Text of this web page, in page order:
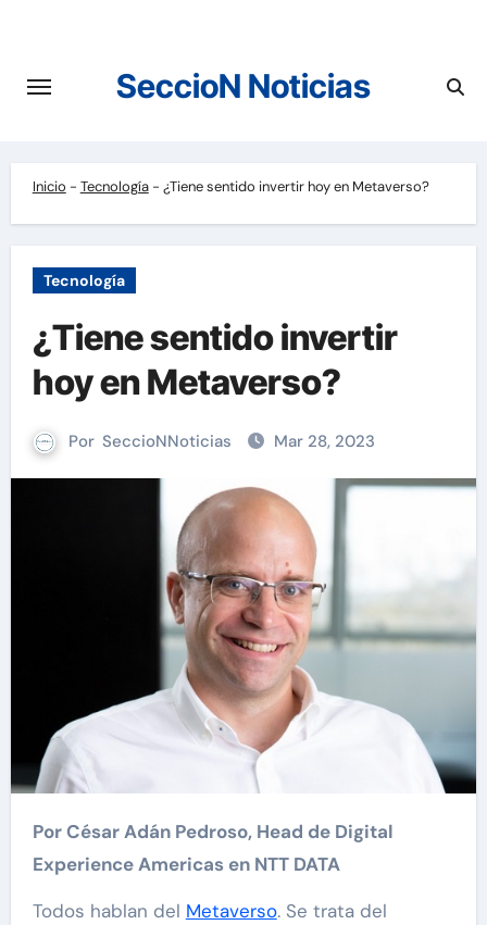
contenido
SeccioN Noticias
Inicio - Tecnología- ¿Tiene sentido invertir hoy en Metaverso?
Tecnología
¿Tiene sentido invertir
hoy en Metaverso?
Por SeccioNNoticias Mar 28, 2023
Por César Adán Pedroso, Head de Digital
Experience Americas en NTT DATA
Todos hablan del Metaverso. Se trata del